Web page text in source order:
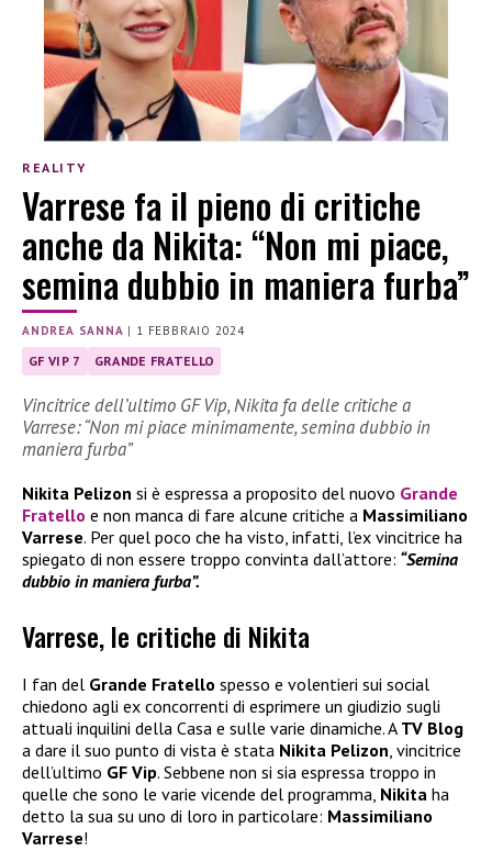
REALITY
Varrese fa il pieno di critiche
anche da Nikita: “Non mi piace,
semina dubbio in maniera furba”
ANDREA SANNA | 1 FEBBRAIO 2024
GF VIP 7 GRANDE FRATELLO
Vincitrice dell’ultimo GF Vip, Nikita fa delle critiche a
Varrese: “Non mi piace minimamente, semina dubbio in
maniera furba”
Nikita Pelizon si è espressa a proposito del nuovo Grande
Fratello e non manca di fare alcune critiche a Massimiliano
Varrese. Per quel poco che ha visto, infatti, l’ex vincitrice ha
spiegato di non essere troppo convinta dall’attore: “Semina
dubbio in maniera furba”.
Varrese, le critiche di Nikita
I fan del Grande Fratello spesso e volentieri sui social
chiedono agli ex concorrenti di esprimere un giudizio sugli
attuali inquilini della Casa e sulle varie dinamiche. A TV Blog
a dare il suo punto di vista è stata Nikita Pelizon, vincitrice
dell’ultimo GF Vip. Sebbene non si sia espressa troppo in
quelle che sono le varie vicende del programma, Nikita ha
detto la sua su uno di loro in particolare: Massimiliano
Varrese!